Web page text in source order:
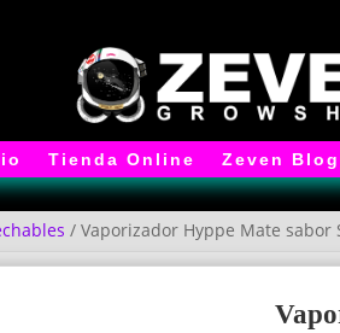
Tienda Online Zeven Blog
/ Vaporizador Hyppe Mate sabor